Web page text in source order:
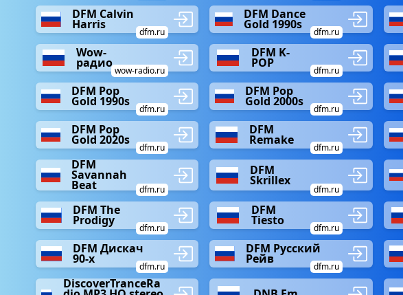
DFM Calvin
Harris
dfm.ru
DFM Dance
Gold 1990s
dfm.ru
Wow-
радио
wow-radio.ru
DFM K-
POP
dfm.ru
DFM Pop
Gold 1990s
dfm.ru
DFM Pop
Gold 2000s
dfm.ru
DFM Pop
Gold 2020s
dfm.ru
DFM
Remake
dfm.ru
DFM
Savannah
Beat dfm.ru
DFM
Skrillex
dfm.ru
DFM The
Prodigy
dfm.ru
DFM
Tiesto
dfm.ru
DFM Дискач
90-х
dfm.ru
DFM Русский
Рейв
dfm.ru
DiscoverTranceRa